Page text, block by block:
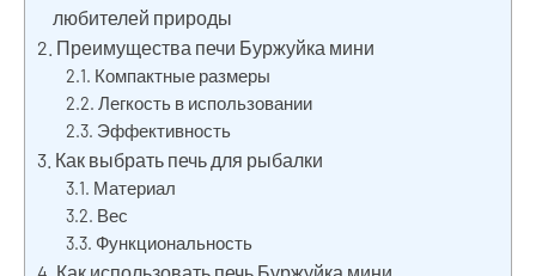
любителей природы
Преимущества печи Буржуйка мини
Компактные размеры
Легкость в использовании
Эффективность
Как выбрать печь для рыбалки
Материал
Вес
Функциональность